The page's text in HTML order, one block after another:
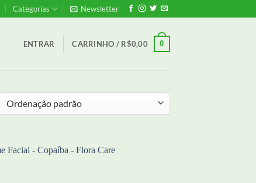
Categorias Newsletter
ENTRAR CARRINHO / R$0,00 0